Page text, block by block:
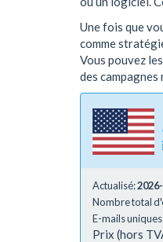
Une fois que
comme
Vous pouvez
des
Actualisé:
Nombre total
E-mails
Prix (hors